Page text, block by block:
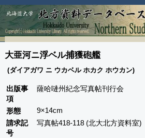
大亜河ニ浮ベル捕獲砲艦
(ダイアガワ ニ ウカベル ホカク ホウカン)
出版事
項
薩哈嗹州紀念写真帖刊行会
形態
9×14cm
請求記
号
写真帖418-118 (北大北方資料室)